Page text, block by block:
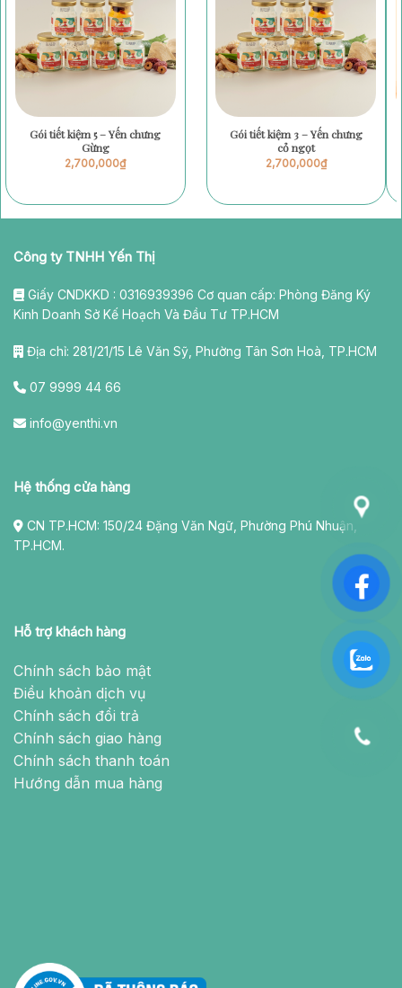
Gói tiết kiệm 5 – Yến chưng
Gừng
2,700,000₫
Gói tiết kiệm 3 – Yến chưng
cỏ ngọt
2,700,000₫
Công ty TNHH Yến Thị
Giấy CNDKKD : 0316939396 Cơ quan cấp: Phòng Đăng Ký
Kinh Doanh Sở Kế Hoạch Và Đầu Tư TP.HCM
Địa chỉ: 281/21/15 Lê Văn Sỹ, Phường Tân Sơn Hoà, TP.HCM
07 9999 44 66
info@yenthi.vn
Hệ thống cửa hàng
CN TP.HCM: 150/24 Đặng Văn Ngữ, Phường Phú Nhuận,
TP.HCM.
Hỗ trợ khách hàng
Chính sách bảo mật
Điều khoản dịch vụ
Chính sách đổi trả
Chính sách giao hàng
Chính sách thanh toán
Hướng dẫn mua hàng